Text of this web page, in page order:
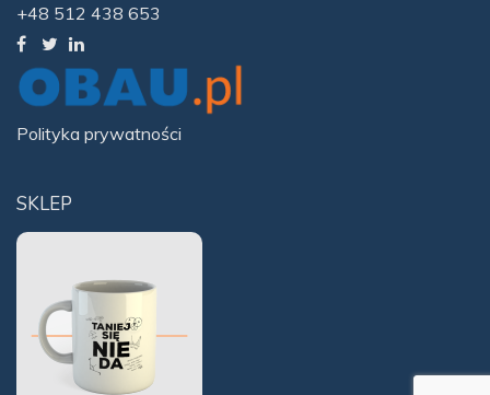
SKLEP
+48 512 438 653
Polityka prywatności